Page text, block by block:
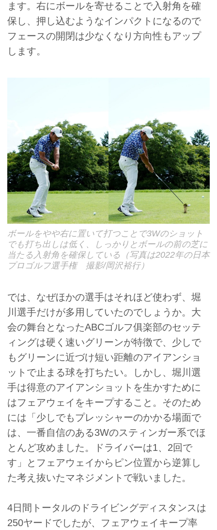
ます。右にボールを寄せることで入射角を確
保し、押し込むようなインパクトになるので
フェースの開閉は少なくなり方向性もアップ
します。
ボールをやや右に置いて打つことで3Wのショット
でも打ち出しは低く、しっかりとボールの前の芝に
当たる入射角を確保している（写真は2022年の日本
プロゴルフ選手権 撮影/岡沢裕行）
では、なぜほかの選手はそれほど使わず、堀
川選手だけが多用していたのでしょうか。大
会の舞台となったABCゴルフ俱楽部のセッテ
ィングは硬く速いグリーンが特徴で、少しで
もグリーンに近づけ短い距離のアイアンショ
ットで止まる球を打ちたい。しかし、堀川選
手は得意のアイアンショットを生かすために
はフェアウェイをキープすること。そのため
には「少しでもプレッシャーのかかる場面で
は、一番自信のある3Wのスティンガー系でほ
とんど攻めました。ドライバーは1、2回で
す」とフェアウェイからピン位置から逆算し
た考え抜いたマネジメントで戦いました。
4日間トータルのドライビングディスタンスは
250ヤードでしたが、フェアウェイキープ率